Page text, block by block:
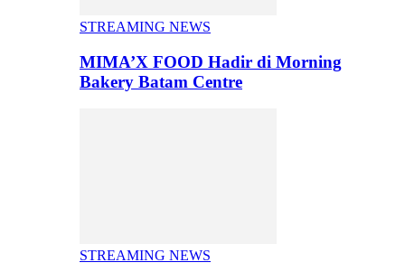
STREAMING NEWS
MIMA’X FOOD Hadir di Morning
Bakery Batam Centre
STREAMING NEWS